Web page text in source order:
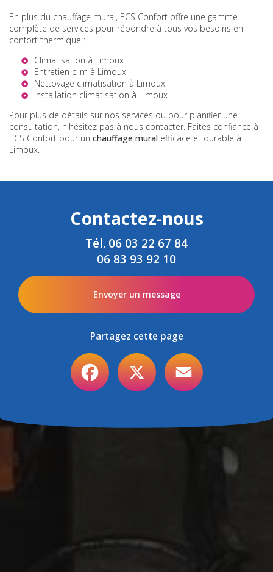
En plus du chauffage mural, ECS Confort offre une gamme
complète de services pour répondre à tous vos besoins en
confort thermique :
Climatisation à Limoux
Entretien clim à Limoux
Nettoyage climatisation à Limoux
Installation climatisation à Limoux
Pour plus de détails sur nos services ou pour planifier une
consultation, n'hésitez pas à nous contacter. Faites confiance à
ECS Confort pour un chauffage mural efficace et durable à
Limoux.
Contactez-nous
Tél. 06 03 22 67 84
06 83 93 92 10
Envoyer un message
Partagez cette page
Facebook